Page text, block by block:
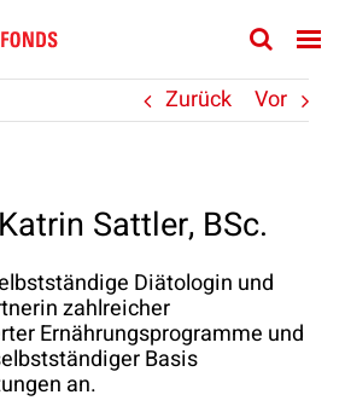
Zurück
Vor
Sattler, BSc.
Diätologin und
zahlreicher
Ernährungsprogramme und
Basis
an.